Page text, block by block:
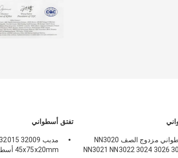
تفتق أسطواني
45x75x20mm أسطواني P0 P5 P6 الدقة
محمل أسطواني مزدوج الصف NN3020
NN3021 NN3022 3024 3026